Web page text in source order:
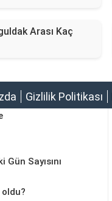
Arası Kaç
Gizlilik Politikası
Sayısını
oldu?